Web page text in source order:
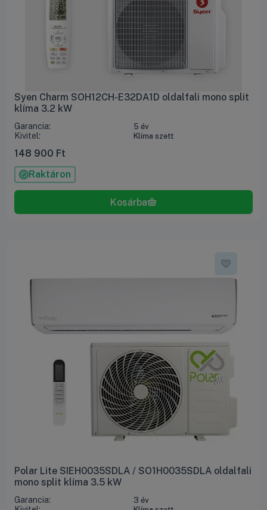
Syen Charm SOH12CH-E32DA1D oldalfali mono split
klíma 3.2 kW
Garancia: 5 év
Kivitel: Klíma szett
148 900 Ft
Raktáron
Polar Lite SIEH0035SDLA / SO1H0035SDLA oldalfali
mono split klíma 3.5 kW
Garancia: 3 év